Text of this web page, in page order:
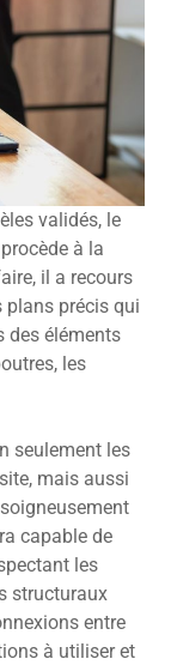
validés, le
à la
il a recours
plans précis qui
des éléments
les
seulement les
mais aussi
capable de
les
structuraux
entre
à utiliser et